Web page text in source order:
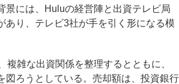
景には、Huluの経営陣と出資テレビ局
あり、テレビ3社が手を引く形になる模
雑な出資関係を整理するとともに、
図ろうとしている。売却額は、投資銀行